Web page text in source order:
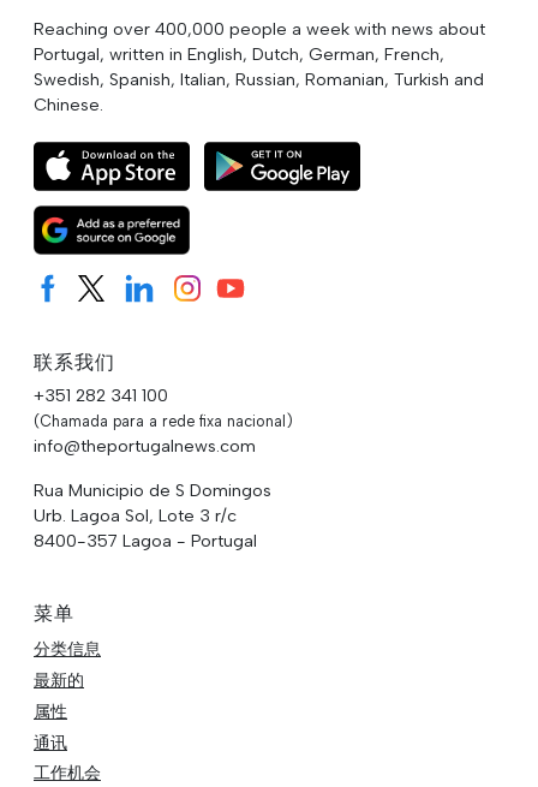
Reaching over 400,000 people a week with news about
Portugal, written in English, Dutch, German, French,
Swedish, Spanish, Italian, Russian, Romanian, Turkish and
Chinese.
联系我们
+351 282 341 100
(Chamada para a rede fixa nacional)
info@theportugalnews.com
Rua Municipio de S Domingos
Urb. Lagoa Sol, Lote 3 r/c
8400-357 Lagoa - Portugal
菜单
分类信息
最新的
属性
通讯
工作机会